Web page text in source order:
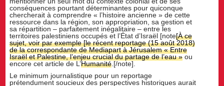
conséquences pourtant déterminantes pour quiconque
chercherait à comprendre « l’histoire ancienne » de cette
ressource dans la région, son appropriation, sa gestion et
sa répartition – parfaitement inégalitaire – entre les
territoires palestiniens occupés et l’État d’Israël [note[À ce
sujet, voir par exemple [le récent reportage (15 août 2018)
de la correspondante de Mediapart à Jérusalem « Entre
Israël et Palestine, l’enjeu crucial du partage de l’eau » ou
encore cet article de L’Humanité .[/note].
Le minimum journalistique pour un reportage
prétendument soucieux des perspectives historiques aurait